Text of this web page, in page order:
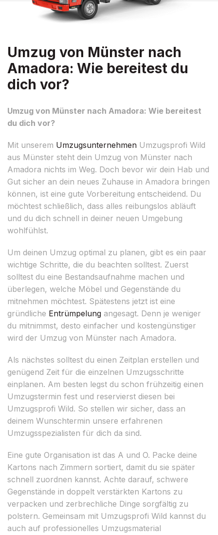
Umzug von Münster nach
Amadora: Wie bereitest du
dich vor?
Umzug von Münster nach Amadora: Wie bereitest
du dich vor?
Mit unserem Umzugsunternehmen Umzugsprofi Wild
aus Münster steht dein Umzug von Münster nach
Amadora nichts im Weg. Doch bevor wir dein Hab und
Gut sicher an dein neues Zuhause in Amadora bringen
können, ist eine gute Vorbereitung entscheidend. Du
möchtest schließlich, dass alles reibungslos abläuft
und du dich schnell in deiner neuen Umgebung
wohlfühlst.
Um deinen Umzug optimal zu planen, gibt es ein paar
wichtige Schritte, die du beachten solltest. Zuerst
solltest du eine Bestandsaufnahme machen und
überlegen, welche Möbel und Gegenstände du
mitnehmen möchtest. Spätestens jetzt ist eine
gründliche Entrümpelung angesagt. Denn je weniger
du mitnimmst, desto einfacher und kostengünstiger
wird der Umzug von Münster nach Amadora.
Als nächstes solltest du einen Zeitplan erstellen und
genügend Zeit für die einzelnen Umzugsschritte
einplanen. Am besten legst du schon frühzeitig einen
Umzugstermin fest und reservierst diesen bei
Umzugsprofi Wild. So stellen wir sicher, dass an
deinem Wunschtermin unsere erfahrenen
Umzugsspezialisten für dich da sind.
Eine gute Organisation ist das A und O. Packe deine
Kartons nach Zimmern sortiert, damit du sie später
schnell zuordnen kannst. Achte darauf, schwere
Gegenstände in doppelt verstärkten Kartons zu
verpacken und zerbrechliche Dinge sorgfältig zu
polstern. Gemeinsam mit Umzugsprofi Wild kannst du
auch auf professionelles Umzugsmaterial